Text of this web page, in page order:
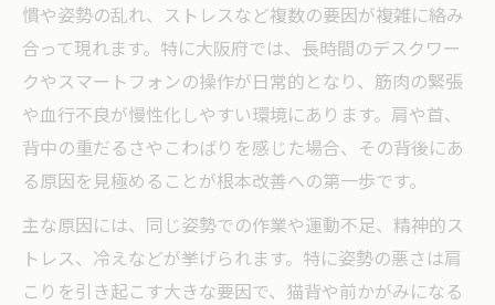
慣や姿勢の乱れ、ストレスなど複数の要因が複雑に絡み
合って現れます。特に大阪府では、長時間のデスクワー
クやスマートフォンの操作が日常的となり、筋肉の緊張
や血行不良が慢性化しやすい環境にあります。肩や首、
背中の重だるさやこわばりを感じた場合、その背後にあ
る原因を見極めることが根本改善への第一歩です。
主な原因には、同じ姿勢での作業や運動不足、精神的ス
トレス、冷えなどが挙げられます。特に姿勢の悪さは肩
こりを引き起こす大きな要因で、猫背や前かがみになる